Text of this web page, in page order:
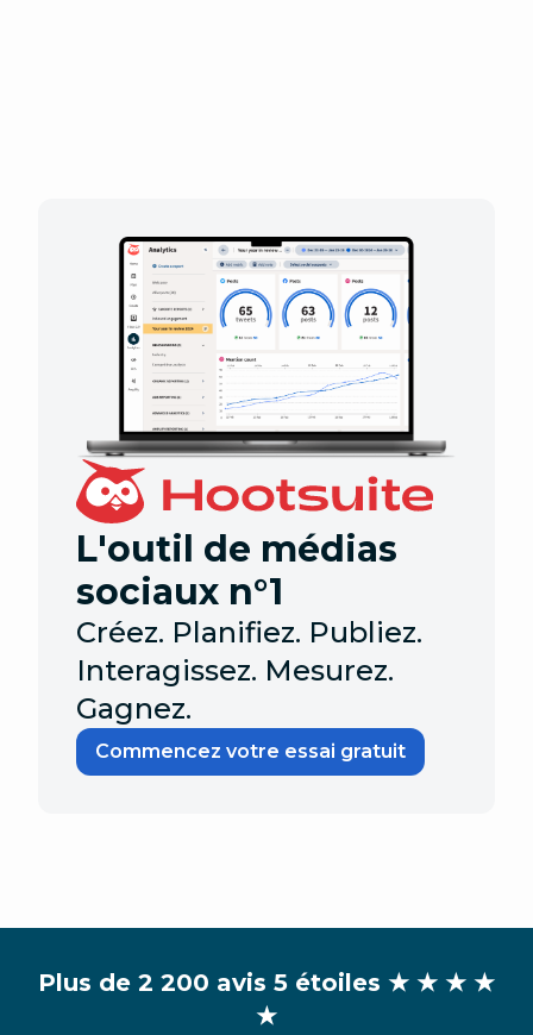
L'outil de médias
sociaux n°1
Créez. Planifiez. Publiez.
Interagissez. Mesurez.
Gagnez.
Commencez votre essai gratuit
Plus de 2 200 avis 5 étoiles ★ ★ ★ ★
★